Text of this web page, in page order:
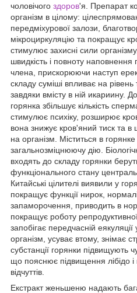
чоловічого здоров'я. Препарат
організм в цілому:
передміхурової залози,
мікроциркуляцію та покращує
стимулює захисні сили
швидкість і повноту наповнення
члена, прискорюючи наступ
складу суміші впливає на рівень
завдяки вмісту в ній икариину.
горянка збільшує кількість
стимулює психіку, розширює
вона знижує кров'яний тиск та
на організм. Міститься в горянке
загальнозміцнюючу дію.
входять до складу горянки
функціонального стану
Китайські цілителі виявили у
покращує функції нирок,
запаморочення, приводить в
покращує роботу
запобігає передчасній
організм, усуває втому, знімає
субстанції горянки підвищують
що пояснює підвищення лібідо
відчуттів.
Екстракт женьшеню надають